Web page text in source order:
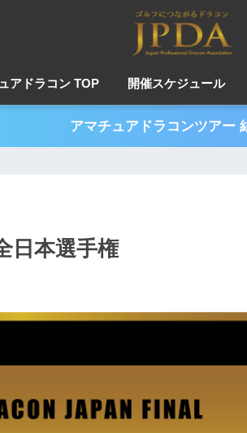
アドラコン TOP 開催スケジュール
アマチュアドラコンツアー
日本選手権